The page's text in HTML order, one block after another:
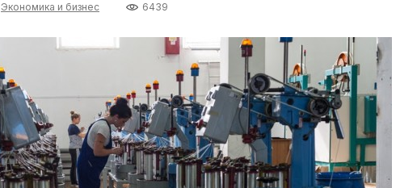
Экономика и бизнес 6439